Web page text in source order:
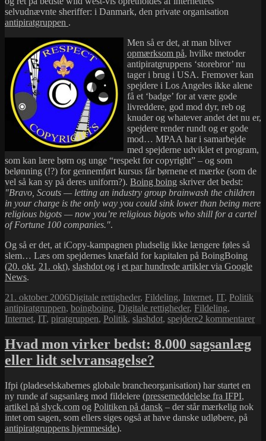
selvudnævnte sheriffer: i Danmark, den private organisation
antipiratgruppen .
Men så er det, at man bliver
opmærksom på, hvilke metoder
antipiratgruppens ‘storebror’ nu
tager i brug i USA. Fremover kan
spejdere i Los Angeles ikke alene
få et ‘badge’ for at være gode
livreddere, god mod dyr, reb og
knuder og whatever andet det nu er,
spejdere render rundt og er gode
mod… MPAA har i samarbejde
med spejderne udviklet et program,
som kan lære børn og unge “respekt for copyright” – og som
belønning (!?) for gennemført kursus får børnene et mærke (som de
vel så kan sy på deres uniform?). Boing boing skriver det bedst:
Bravo, Scouts — letting an industry group brainwash the children
in your charge is the only way you could sink lower than being mere
religious bigots — now you’re religious bigots who shill for a cartel
of Fortune 100 companies. .
Og så er det, at iCopy-kampagnen pludselig ikke længere føles så
slem… Læs om spejdernes knæfald for kapitalen på BoingBoing
(20. okt, 21. okt), slashdotog i et par hundrede artikler via Google
News.
Udgivet
i
21. oktober 2006Kategorier
Digitale rettigheder, Fildeling, Internet, IT, Politik
antipiratgruppen, boingboing, Digitale rettigheder, Fildeling,
Internet, IT, piratgruppen, Politik, slashdot, spejdere2 kommentarertil
Hvad mon virker bedst: 8.000 sagsanlæg
eller lidt selvransagelse?
Ifpi (pladeselskabernes globale brancheorganisation) har startet en
ny runde af sagsanlæg mod fildelere (pressemeddelelse fra IFPI,
artikel på slyck.com og Politiken på dansk – der står mærkelig nok
intet om sagen, som ellers siges også at have danske udløbere, på
antipiratgruppens hjemmeside).